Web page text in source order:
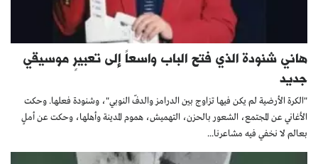
هاني شنودة الذي فتح الباب واسعاً إلى تعبيرٍ موسيقي
جديد
"الكرة الأرضية لم يكن فيها تزاوج بين الدرامز والدفّ النوبي"، وشنودة فعلها. وحكت
الأغاني عن المجتمع، الشعور بالحزن، التهميش، هموم المدينة وأهلها، وحكت عن أملٍ
بعالم لا نخفي فيه مشاعرنا...